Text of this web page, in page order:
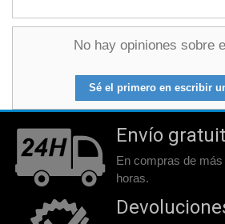
No hay opiniones sobre
Sé el primero en escribir
Envío
En compras de
horas.